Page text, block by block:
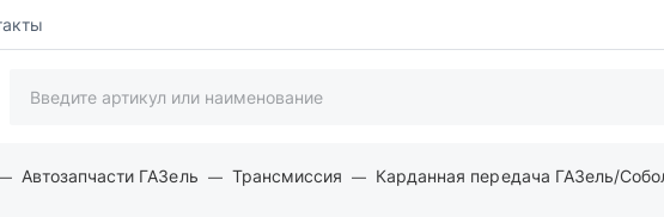
Автозапчасти ГАЗель Трансмиссия Карданная передача ГАЗель/